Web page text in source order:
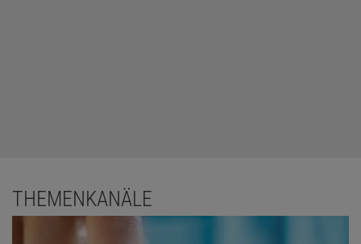
THEMENKANÄLE